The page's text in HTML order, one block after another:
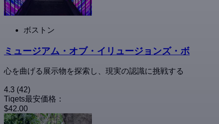
ボストン
ミュージアム・オブ・イリュージョンズ・ボ
心を曲げる展示物を探索し、現実の認識に挑戦する
4.3 (42)
Tiqets最安価格：
$42.00